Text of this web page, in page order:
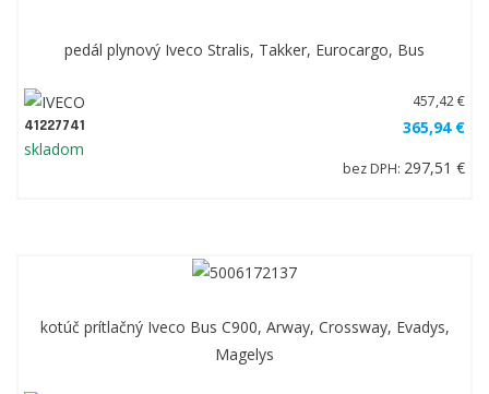
pedál plynový Iveco Stralis, Takker, Eurocargo, Bus
41227741
skladom
457,42 €
365,94 €
bez DPH: 297,51 €
kotúč prítlačný Iveco Bus C900, Arway, Crossway, Evadys,
Magelys